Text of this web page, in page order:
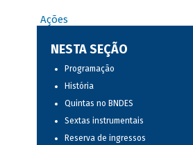
Ações
NESTA SEÇÃO
Programação
História
Quintas no BNDES
Sextas instrumentais
Reserva de ingressos